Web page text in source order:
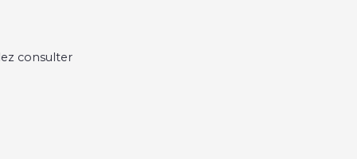
consulter